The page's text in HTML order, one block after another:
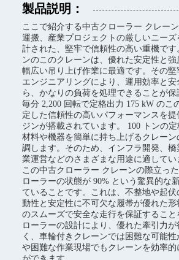
製品説明：
ここで紹介する中古クローラー クレー
運搬、産業プロジェクトの厳しいニー
計された、堅牢で信頼性の高い重機です
ンのこのクレーンは、優れた安定性と強
幅広い吊り上げ作業に最適です。その堅
エンジニアリングにより、運用効率と
ら、かなりの負荷を処理できることが保
毎分 2,200 回転で定格出力 175 kW のこ
定した信頼性の高いパフォーマンスを
ジンが搭載されています。 100 トンの
材料や機器を簡単に持ち上げるクレー
調します。そのため、インフラ開発、
業運営などのさまざまな用途に適してい
この中古クローラー クレーンの際立っ
ローラーの状態が 90% という驚異的な
ていることです。これは、不整地や起
動性と安定性に不可欠な履帯が優れた形
のスムーズで安全な走行を保証すること
ローラーの設計により、優れた牽引力
く、車輪付きクレーンでは困難な可能
や困難な作業現場でもクレーンを効率的